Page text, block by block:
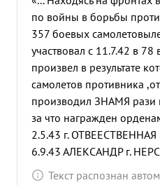
по войны в борьбы
357 боевых
участвовал с 11.7.42 в
произвел в результате
самолетов противника
производил ЗНАМЯ рази
за что награжден
2.5.43 г.
6.9.43 АЛЕКСАНДР г.
КРАСНОЕ ЗНАМЯ 15.4.44
Текст распознан